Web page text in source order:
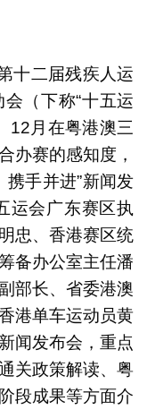
十二届残疾人运
（下称“十五运
12月在粤港澳三
办赛的感知度，
携手并进”新闻发
运会广东赛区执
忠、香港赛区统
备办公室主任潘
部长、省委港澳
港单车运动员黄
闻发布会，重点
关政策解读、粤
段成果等方面介